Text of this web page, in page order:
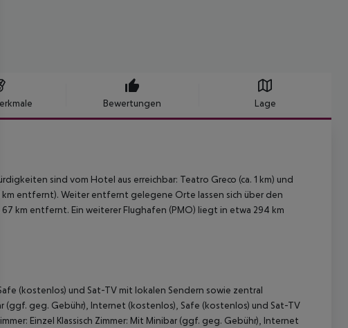
Bewertungen Lage
sind vom Hotel aus erreichbar: Teatro Greco (ca. 1 km) und
km entfernt). Weiter entfernt gelegene Orte lassen sich über den
km entfernt. Ein weiterer Flughafen (PMO) liegt in etwa 294 km
(kostenlos) und Sat-TV mit lokalen Sendern sowie zentral
(ggf. geg. Gebühr), Internet (kostenlos), Safe (kostenlos) und Sat-TV
Einzel Klassisch Zimmer: Mit Minibar (ggf. geg. Gebühr), Internet